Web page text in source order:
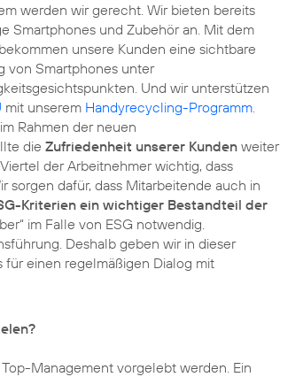
werden wir gerecht. Wir bieten bereits
Smartphones und Zubehör an. Mit dem
unsere Kunden eine sichtbare
von Smartphones unter
Und wir unterstützen
mit unserem Handyrecycling-Programm.
Rahmen der neuen
die Zufriedenheit unserer Kunden weiter
der Arbeitnehmer wichtig, dass
dafür, dass Mitarbeitende auch in
Kriterien ein wichtiger Bestandteil der
im Falle von ESG notwendig.
Deshalb geben wir in dieser
einen regelmäßigen Dialog mit
Management vorgelebt werden. Ein